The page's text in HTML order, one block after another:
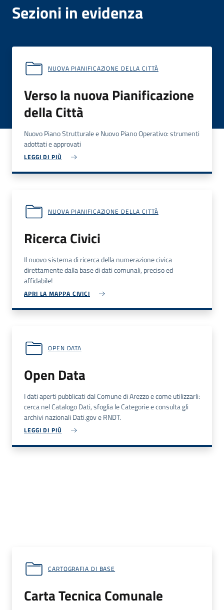
Sezioni in evidenza
NUOVA PIANIFICAZIONE DELLA CITTÀ
Verso la nuova Pianificazione
della Città
Nuovo Piano Strutturale e Nuovo Piano Operativo: strumenti
adottati e approvati
LEGGI DI PIÙ
NUOVA PIANIFICAZIONE DELLA CITTÀ
Ricerca Civici
Il nuovo sistema di ricerca della numerazione civica
direttamente dalla base di dati comunali, preciso ed
affidabile!
APRI LA MAPPA CIVICI
OPEN DATA
Open Data
I dati aperti pubblicati dal Comune di Arezzo e come utilizzarli:
cerca nel Catalogo Dati, sfoglia le Categorie e consulta gli
archivi nazionali Dati.gov e RNDT.
LEGGI DI PIÙ
CARTOGRAFIA DI BASE
Carta Tecnica Comunale